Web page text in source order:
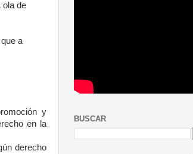
ola de
a
y
en la
derecho
BUSCAR